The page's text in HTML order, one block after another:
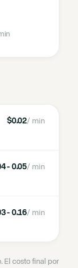
$0.02/ min
- 0.05/ min
- 0.16/ min
El costo final por